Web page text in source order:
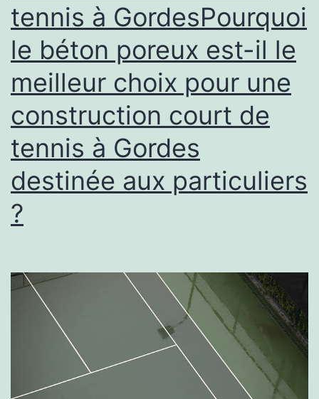
?
tennis à GordesPourquoi
le béton poreux est-il le
meilleur choix pour une
construction court de
tennis à Gordes
destinée aux particuliers
?